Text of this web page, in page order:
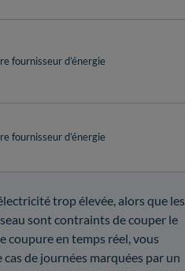
fournisseur d’énergie
fournisseur d’énergie
trop élevée, alors que les
sont contraints de couper le
coupure en temps réel, vous
de journées marquées par un